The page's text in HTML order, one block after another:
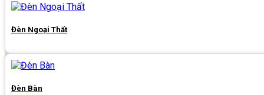
Đèn Ngoại Thất
Đèn Bàn